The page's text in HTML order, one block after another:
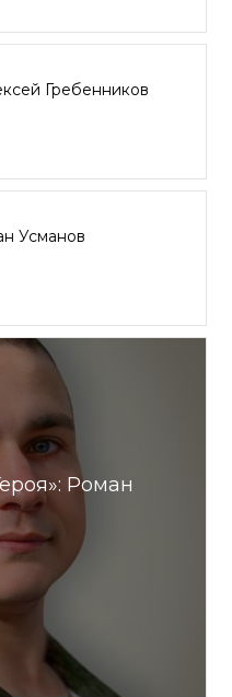
Гребенников
Усманов
Роман